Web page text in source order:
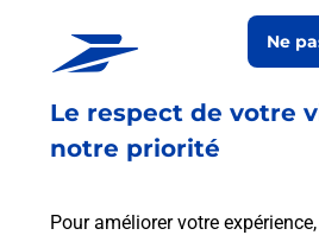
Le respect de votre
notre priorité
Pour améliorer votre
Ne
Le tout quand vous voulez, où
La Poste